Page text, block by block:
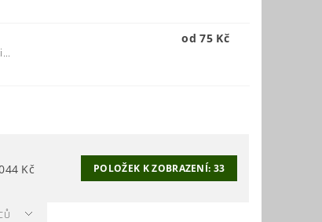
od 75 Kč
Kč POLOŽEK K ZOBRAZENÍ: 33